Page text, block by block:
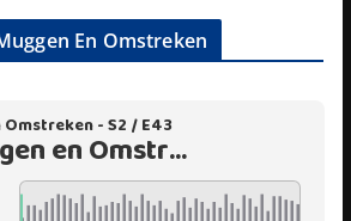
En Omstreken